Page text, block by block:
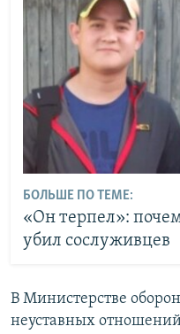
БОЛЬШЕ ПО ТЕМЕ:
«Он терпел»:
убил сослуживцев
В Министерстве
неуставных